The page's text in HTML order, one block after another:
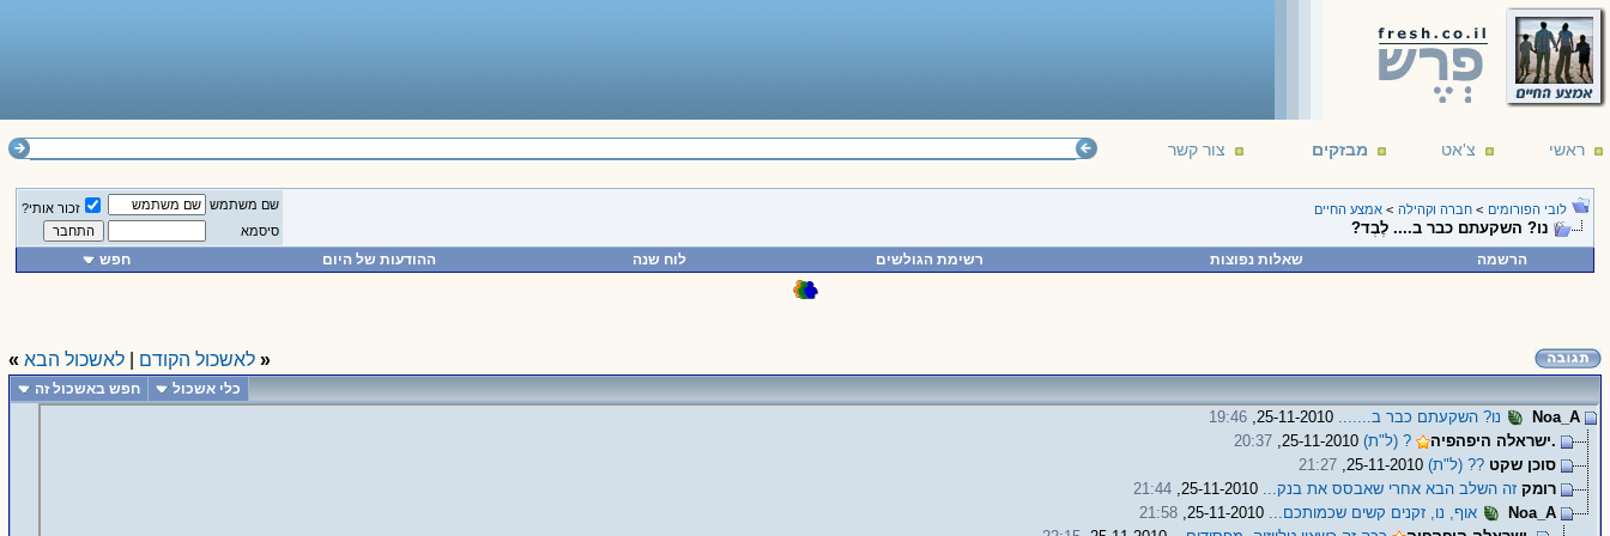
ראשי צ'אט מבזקים צור קשר
לובי הפורומים > חברה וקהילה > אמצע החיים
נו? השקעתם כבר ב.... לֶבְד?
שם משתמש
זכור אותי?
סיסמא
הרשמה שאלות נפוצות רשימת הגולשים לוח שנה ההודעות של היום חפש
« לאשכול הקודם לאשכול הבא »
כלי אשכול חפש באשכול זה
Noa_A נו? השקעתם כבר ב.......
19:46
.ישראלה היפהפיה
? (ל"ת)25-11-2010,
20:37
סוכן שקט ?? (ל"ת)25-11-2010,
21:27
רומק זה השלב הבא אחרי שאבסס את בנק...
21:44
Noa_A
אוף, נו, זקנים קשים שכמותכם...
21:58